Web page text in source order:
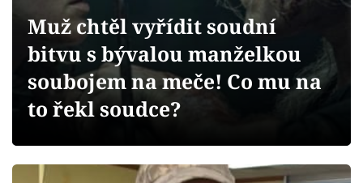
Videa
Sledujte prima+
Muž chtěl vyřídit soudní
bitvu s bývalou manželkou
soubojem na meče! Co mu na
to řekl soudce?